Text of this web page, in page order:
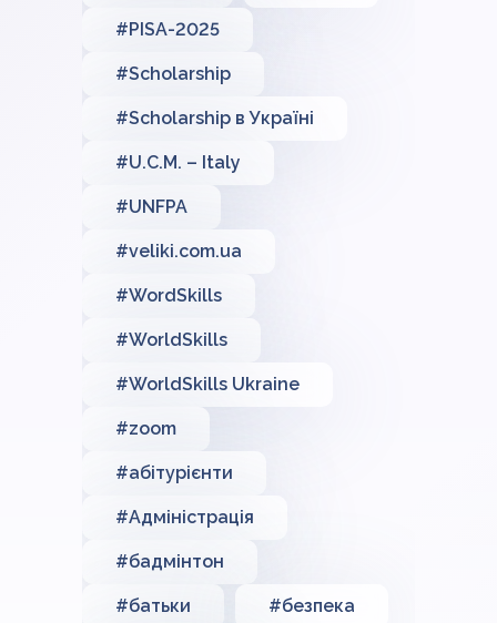
#PISA-2025
#Scholarship
#Scholarship в Україні
#U.C.M. – Italy
#UNFPA
#veliki.com.ua
#WordSkills
#WorldSkills
#WorldSkills Ukraine
#zoom
#абітурієнти
#Адміністрація
#бадмінтон
#батьки #безпека